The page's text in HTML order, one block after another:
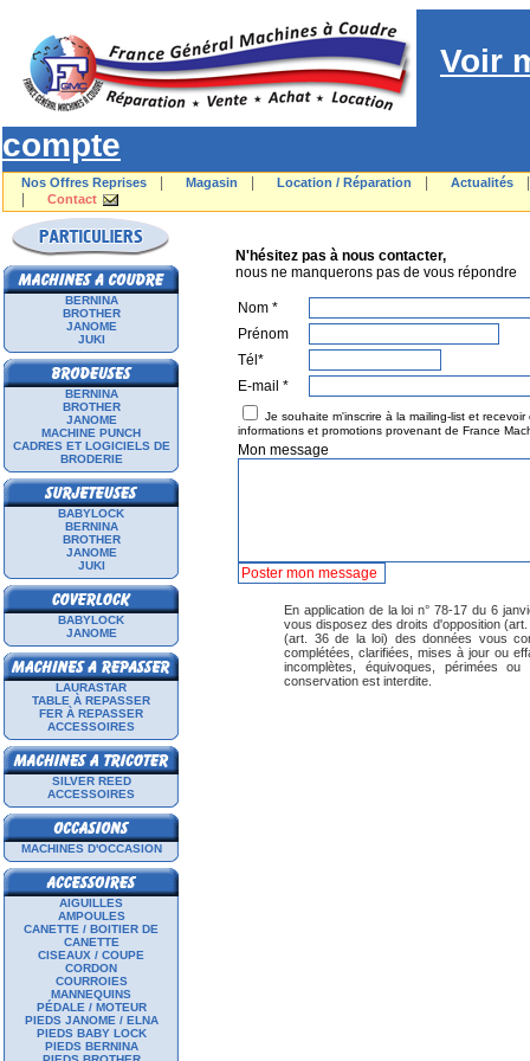
Voir
compte
Nos Offres Reprises Magasin Location / Réparation Actualités
Contact
BERNINA
BROTHER
JANOME
JUKI
BERNINA
BROTHER
JANOME
MACHINE PUNCH
CADRES ET LOGICIELS DE
BRODERIE
BABYLOCK
BERNINA
BROTHER
JANOME
JUKI
BABYLOCK
JANOME
LAURASTAR
TABLE À REPASSER
FER À REPASSER
ACCESSOIRES
SILVER REED
ACCESSOIRES
MACHINES D'OCCASION
AIGUILLES
AMPOULES
CANETTE / BOITIER DE
CANETTE
CISEAUX / COUPE
CORDON
COURROIES
MANNEQUINS
PÉDALE / MOTEUR
PIEDS JANOME / ELNA
PIEDS BABY LOCK
PIEDS BERNINA
N'hésitez pas à nous contacter,
nous ne manquerons pas de vous répondre
Nom *
Prénom
Tél*
E-mail *
Je souhaite m'inscrire à la mailing-list et recevoir
informations et promotions provenant de France
Mon message
En application de la loi n° 78-17 du 6
vous disposez des droits d'opposition
(art. 36 de la loi) des données vous
complétées, clarifiées, mises à jour ou
incomplètes, équivoques, périmées
conservation est interdite.